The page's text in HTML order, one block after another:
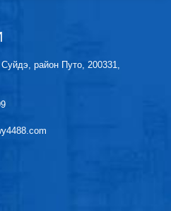
район Путо, 200331,